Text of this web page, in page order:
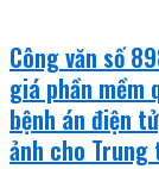
Công văn số
giá phần mềm
bệnh án điện
ảnh cho Trung